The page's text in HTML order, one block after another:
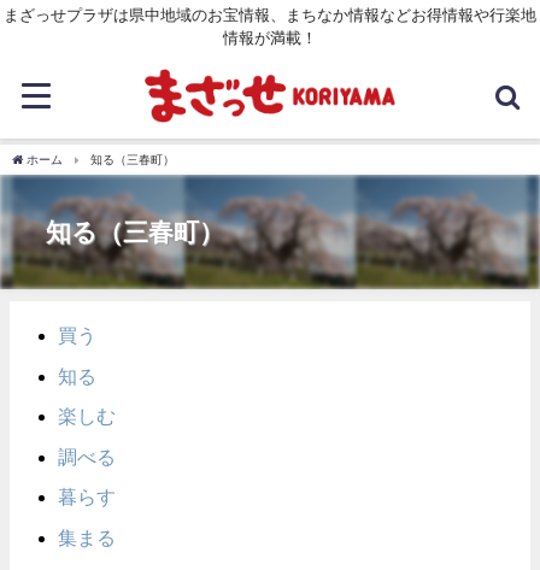
まざっせプラザは県中地域のお宝情報、まちなか情報などお得情報や行楽地
情報が満載！
ホーム 知る（三春町）
知る（三春町）
買う
知る
楽しむ
調べる
暮らす
集まる